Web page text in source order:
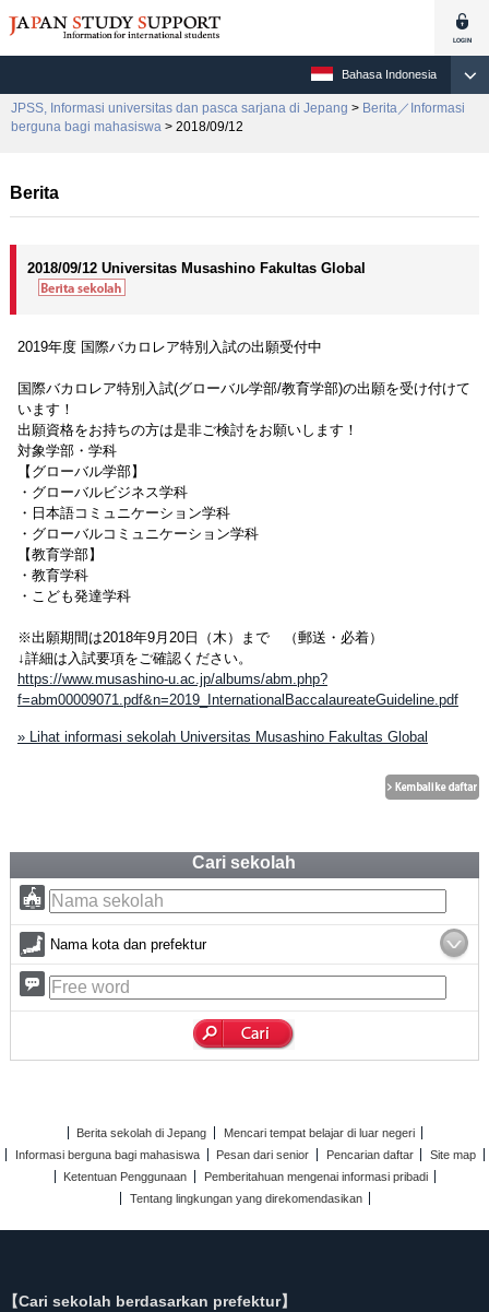
Bahasa Indonesia
JPSS, Informasi universitas dan pasca sarjana di Jepang > Berita／Informasi
berguna bagi mahasiswa > 2018/09/12
Berita
2018/09/12 Universitas Musashino Fakultas Global
2019年度 国際バカロレア特別入試の出願受付中
国際バカロレア特別入試(グローバル学部/教育学部)の出願を受け付けて
います！
出願資格をお持ちの方は是非ご検討をお願いします！
対象学部・学科
【グローバル学部】
・グローバルビジネス学科
・日本語コミュニケーション学科
・グローバルコミュニケーション学科
【教育学部】
・教育学科
・こども発達学科
※出願期間は2018年9月20日（木）まで （郵送・必着）
↓詳細は入試要項をご確認ください。
https://www.musashino-u.ac.jp/albums/abm.php?
f=abm00009071.pdf&n=2019_InternationalBaccalaureateGuideline.pdf
» Lihat informasi sekolah Universitas Musashino Fakultas Global
Cari sekolah
Nama kota dan prefektur
Berita sekolah di Jepang
Mencari tempat belajar di luar negeri
Informasi berguna bagi mahasiswa
Pesan dari senior Pencarian daftar
Site map
Ketentuan Penggunaan
Pemberitahuan mengenai informasi pribadi
Tentang lingkungan yang direkomendasikan
【Cari sekolah berdasarkan prefektur】